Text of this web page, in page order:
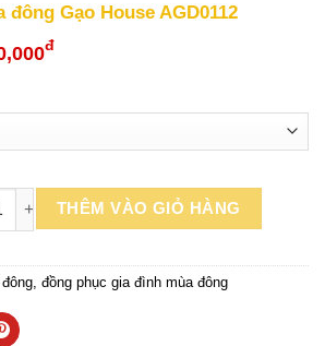
Gạo House AGD0112
đKhoảng
đến
270,000đ
THÊM VÀO GIỎ HÀNG
đồng phục gia đình mùa đông